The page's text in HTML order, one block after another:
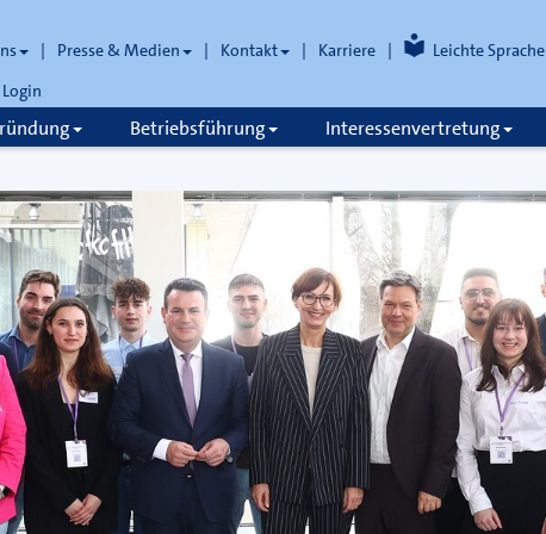
Presse & Medien Kontakt Karriere Leichte Sprache
Login
Betriebsführung Interessenvertretung